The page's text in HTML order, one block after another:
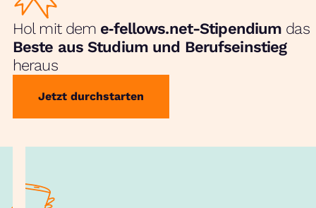
Hol mit dem e‑fellows.net-Stipendium das
Beste aus Studium und Berufseinstieg
heraus
Jetzt durchstarten